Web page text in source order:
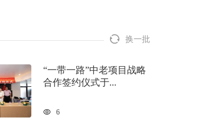
换一批
“一带一路”中老项目战略
合作签约仪式于...
6